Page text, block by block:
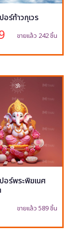
อร์ท้าวกุเวร
ขายแล้ว 242 ชิ้น
อร์พระพิฆเนศ
ขายแล้ว 589 ชิ้น